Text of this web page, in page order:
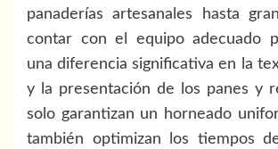
panaderías artesanales hasta
contar con el equipo adecuado
una diferencia significativa en la
y la presentación de los panes y
solo garantizan un horneado
también optimizan los tiempos